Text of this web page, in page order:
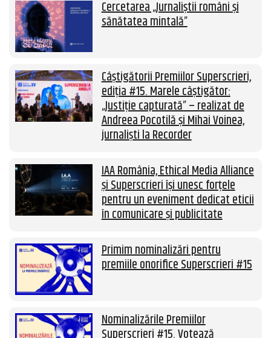
Cercetarea „Jurnaliștii români și
sănătatea mintală”
Câștigătorii Premiilor Superscrieri,
ediția #15. Marele câștigător:
„Justiție capturată” – realizat de
Andreea Pocotilă și Mihai Voinea,
jurnaliști la Recorder
IAA România, Ethical Media Alliance
și Superscrieri își unesc forțele
pentru un eveniment dedicat eticii
în comunicare și publicitate
Primim nominalizări pentru
premiile onorifice Superscrieri #15
Nominalizările Premiilor